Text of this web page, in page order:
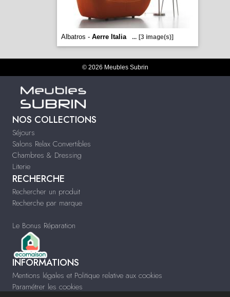
Albatros - Aerre Italia ... [3 image(s)]
© 2026 Meubles Subrin
NOS COLLECTIONS
Séjours
Salons Relax Convertibles
Chambres & Dressing
Literie
RECHERCHE
Rechercher un produit
Recherche par marque
Le Bonus Réparation
INFORMATIONS
Mentions légales et Politique relative aux cookies
Paramétrer les cookies